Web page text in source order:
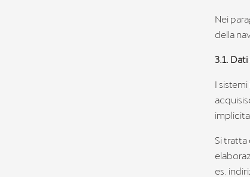
Nei
della
3.1.
I
Si
es.